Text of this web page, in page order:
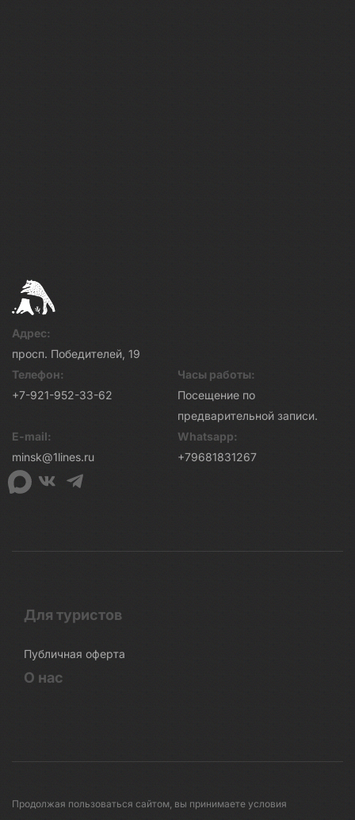
Адрес:
просп. Победителей, 19
Телефон:
+7-921-952-33-62
Часы работы:
Посещение по
предварительной записи.
E-mail:
minsk@1lines.ru
Whatsapp:
+79681831267
Для туристов
Публичная оферта
О нас
Продолжая пользоваться сайтом, вы принимаете условия